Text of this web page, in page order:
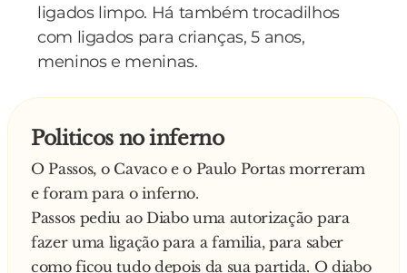
ligados limpo. Há também trocadilhos
com ligados para crianças, 5 anos,
meninos e meninas.
Politicos no inferno
O Passos, o Cavaco e o Paulo Portas morreram
e foram para o inferno.
Passos pediu ao Diabo uma autorização para
fazer uma ligação para a familia, para saber
como ficou tudo depois da sua partida. O diabo